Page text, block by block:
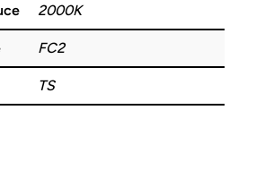
2000K
FC2
TS